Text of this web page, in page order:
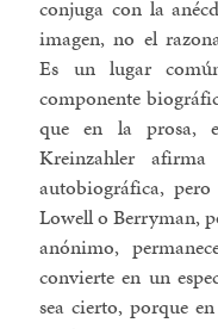
conjuga con la
imagen, no el
Es un lugar
componente
que en la prosa,
Kreinzahler
autobiográfica,
Lowell o Berryman,
anónimo,
convierte en un
sea cierto, porque